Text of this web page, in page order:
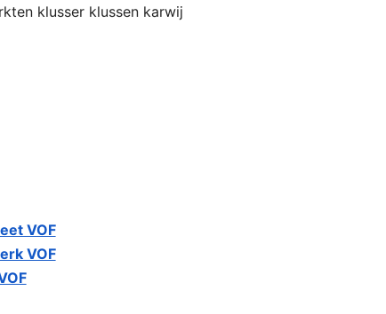
klusser klussen karwij
VOF
VOF